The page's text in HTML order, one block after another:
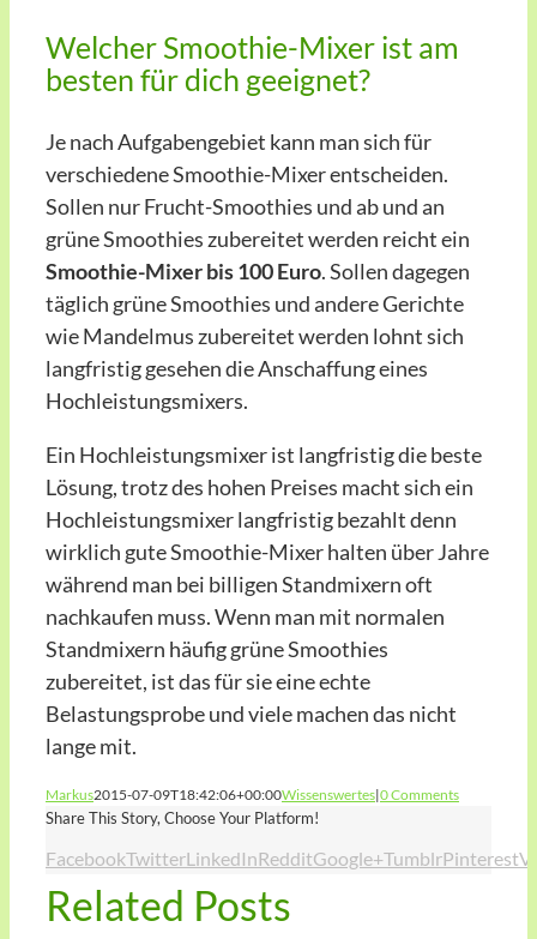
Welcher Smoothie-Mixer ist am
besten für dich geeignet?
Je nach Aufgabengebiet kann man sich für
verschiedene Smoothie-Mixer entscheiden.
Sollen nur Frucht-Smoothies und ab und an
grüne Smoothies zubereitet werden reicht ein
Smoothie-Mixer bis 100 Euro. Sollen dagegen
täglich grüne Smoothies und andere Gerichte
wie Mandelmus zubereitet werden lohnt sich
langfristig gesehen die Anschaffung eines
Hochleistungsmixers.
Ein Hochleistungsmixer ist langfristig die beste
Lösung, trotz des hohen Preises macht sich ein
Hochleistungsmixer langfristig bezahlt denn
wirklich gute Smoothie-Mixer halten über Jahre
während man bei billigen Standmixern oft
nachkaufen muss. Wenn man mit normalen
Standmixern häufig grüne Smoothies
zubereitet, ist das für sie eine echte
Belastungsprobe und viele machen das nicht
lange mit.
Markus2015-07-09T18:42:06+00:00Wissenswertes|0 Comments
Share This Story, Choose Your Platform!
FacebookTwitterLinkedInRedditGoogle+TumblrPinterest
Related Posts